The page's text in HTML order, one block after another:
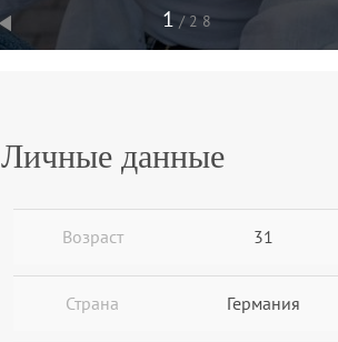
1 /28
Личные данные
Возраст 31
Страна Германия